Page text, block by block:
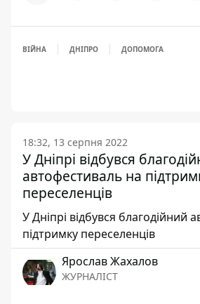
ВІЙНА ДНІПРО ДОПОМОГА
18:32, 13 серпня 2022
У Дніпрі відбувся
автофестиваль на
переселенців
У Дніпрі відбувся благодійний
підтримку переселенців
Ярослав Жахалов
ЖУРНАЛІСТ